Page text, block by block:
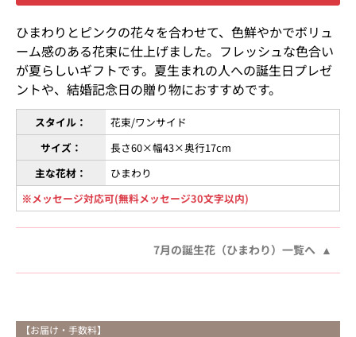
ひまわりとピンクの花々を合わせて、色鮮やかでボリュ
ーム感のある花束に仕上げました。フレッシュな色合い
が夏らしいギフトです。夏生まれの人への誕生日プレゼ
ントや、結婚記念日の贈り物におすすめです。
スタイル：
花束/ワンサイド
サイズ：
長さ60×幅43×奥行17cm
主な花材：
ひまわり
※メッセージ対応可(無料メッセージ30文字以内)
7月の誕生花（ひまわり）一覧へ
【お届け・手数料】